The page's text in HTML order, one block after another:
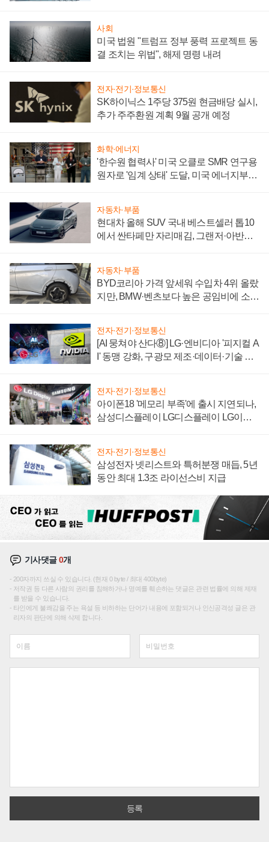
사회
미국 법원 "트럼프 정부 풍력 프로젝트 동
결 조치는 위법", 해제 명령 내려
전자·전기·정보통신
SK하이닉스 1주당 375원 현금배당 실시,
추가 주주환원 계획 9월 공개 예정
화학·에너지
'한수원 협력사' 미국 오클로 SMR 연구용
원자로 '임계 상태' 도달, 미국 에너지부
자동차·부품
현대차 올해 SUV 국내 베스트셀러 톱10
에서 싼타페만 자리매김, 그랜저·아반떼
자동차·부품
BYD코리아 가격 앞세워 수입차 4위 올랐
지만, BMW·벤츠보다 높은 공임비에 소비
전자·전기·정보통신
[AI 뭉쳐야 산다⑧] LG·엔비디아 '피지컬 A
I' 동맹 강화, 구광모 제조·데이터·기술 결
전자·전기·정보통신
아이폰18 '메모리 부족'에 출시 지연되나,
삼성디스플레이 LG디스플레이 LG이노
전자·전기·정보통신
삼성전자 넷리스트와 특허분쟁 매듭, 5년
동안 최대 1.3조 라이선스비 지급
기사댓글0개
200자까지 쓰실 수 있습니다. (현재 0 byte / 최대 400byte)
저작권 등 다른 사람의 권리를 침해하거나 명예를 훼손하는 댓글은 관련 법률에 의해 제재
를 받을 수 있습니다.
타인에게 불쾌감을 주는 욕설 등 비하하는 단어가 내용에 포함되거나 인신공격성 글은 관
리자의 판단에 의해 삭제 합니다.